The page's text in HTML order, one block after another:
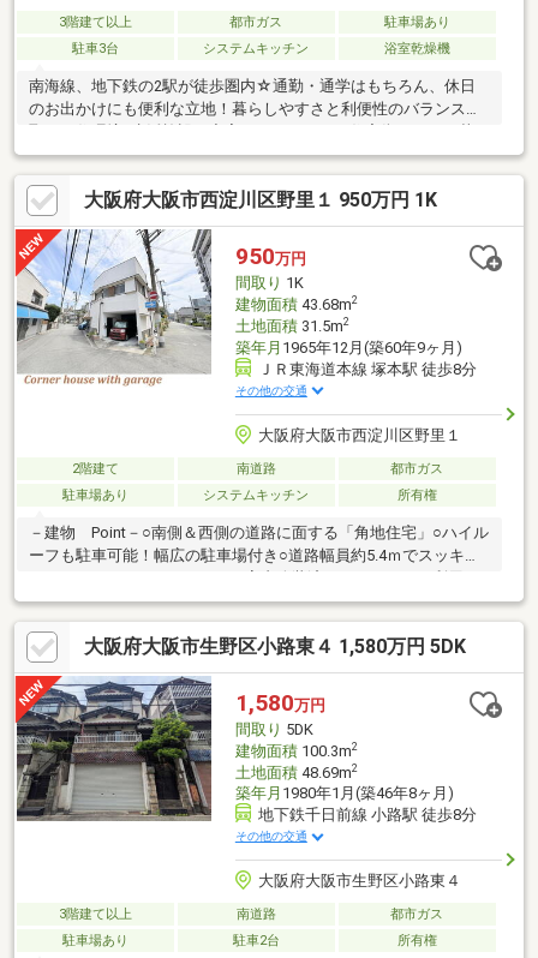
3階建て以上 都市ガス
駐車場あり
駐車3台
システムキッチン 浴室乾燥機
南海線、地下鉄の2駅が徒歩圏内☆通勤・通学はもちろん、休日
のお出かけにも便利な立地！暮らしやすさと利便性のバランスの
着きも有◎日々の生活にちょうどいい活気のあるエリアです。---3
階建てのゆとりある４LDK☆リフォーム歴もあり室内きれいにお
使いです♪キッチンや洗面回りも作業しやすく家事効率の高い配
置。明るく開放的なLDKは家族の中心となる時間を心地よく支え
ます。駐車スペースも有り、雨の日のお出かけも楽々に。ロフト
も備わり、季節ものや趣味の道具などの保管にも便利です♪
大阪府大阪市西淀川区野里１ 950万円 1K
950万円
間取り 1K
建物面積43.68m2
土地面積31.5m2
築年月 1965年12月(築60年9ヶ月)
ＪＲ東海道本線 塚本駅 徒歩8分
その他の交通
大阪府大阪市西淀川区野里１
2階建て 南道路
都市ガス
駐車場あり
システムキッチン 所有権
－建物 Point－○南側＆西側の道路に面する「角地住宅」○ハイル
ーフも駐車可能！幅広の駐車場付き○道路幅員約5.4ｍでスッキリ
としたロケーション－Point－○室内改装済みでそのままご利用可
能です○角地で陽当り＆風通しに優れます○投資用物件や車庫付き
事務所の利用可能！≪ご見学について≫○空家＝お客様のご都合
にあわせてご見学可能！○送迎＝スタッフまでお気軽にご相談く
ださい♪
大阪府大阪市生野区小路東４ 1,580万円 5DK
1,580万円
間取り 5DK
建物面積100.3m2
土地面積48.69m2
築年月 1980年1月(築46年8ヶ月)
地下鉄千日前線 小路駅 徒歩8分
その他の交通
大阪府大阪市生野区小路東４
3階建て以上 南道路
都市ガス
駐車場あり
駐車2台 所有権